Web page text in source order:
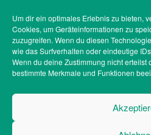
Um dir ein optimales Erlebnis zu bieten,
Cookies, um Geräteinformationen zu
zuzugreifen. Wenn du diesen
wie das Surfverhalten oder eindeutige
Wenn du deine Zustimmung nicht erteilst
bestimmte Merkmale und Funktionen
Catering
Webshop
Filialen
Kontakt
Teilnahmebedingungen
Impressum
Social-Media-Datenschutz